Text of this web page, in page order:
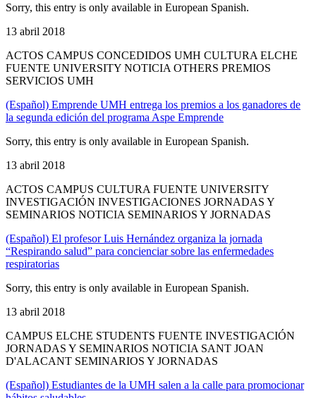
Sorry, this entry is only available in European Spanish.
13 abril 2018
ACTOS CAMPUS CONCEDIDOS UMH CULTURA ELCHE
FUENTE UNIVERSITY NOTICIA OTHERS PREMIOS
SERVICIOS UMH
(Español) Emprende UMH entrega los premios a los ganadores de
la segunda edición del programa Aspe Emprende
Sorry, this entry is only available in European Spanish.
13 abril 2018
ACTOS CAMPUS CULTURA FUENTE UNIVERSITY
INVESTIGACIÓN INVESTIGACIONES JORNADAS Y
SEMINARIOS NOTICIA SEMINARIOS Y JORNADAS
(Español) El profesor Luis Hernández organiza la jornada
“Respirando salud” para concienciar sobre las enfermedades
respiratorias
Sorry, this entry is only available in European Spanish.
13 abril 2018
CAMPUS ELCHE STUDENTS FUENTE INVESTIGACIÓN
JORNADAS Y SEMINARIOS NOTICIA SANT JOAN
D'ALACANT SEMINARIOS Y JORNADAS
(Español) Estudiantes de la UMH salen a la calle para promocionar